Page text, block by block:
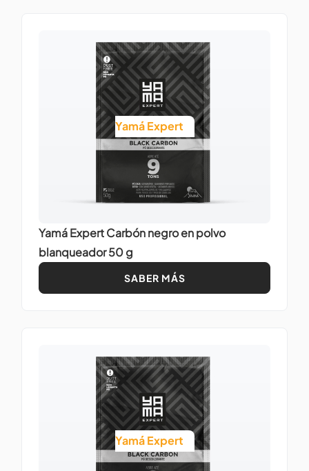
Yamá Expert
Yamá Expert Carbón negro en polvo
blanqueador 50 g
SABER MÁS
Yamá Expert